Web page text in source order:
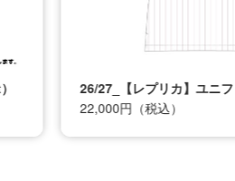
26/27_【レプリカ】ユニ
22,000円（税込）